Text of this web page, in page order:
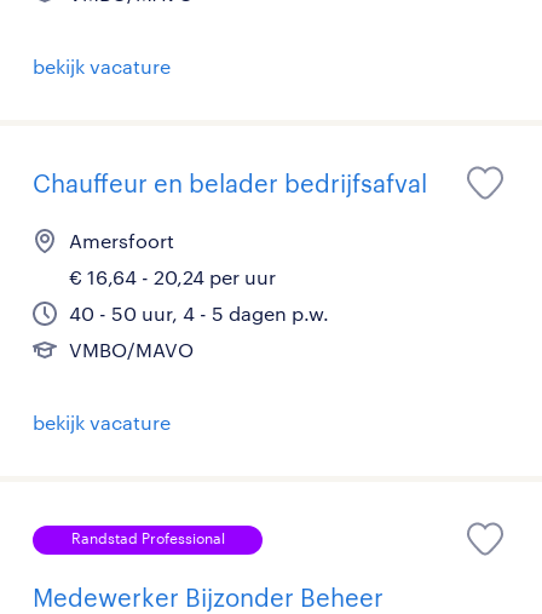
bekijk vacature
Chauffeur en belader bedrijfsafval
Amersfoort
€ 16,64 - 20,24 per uur
40 - 50 uur, 4 - 5 dagen p.w.
VMBO/MAVO
bekijk vacature
Randstad Professional
Medewerker Bijzonder Beheer